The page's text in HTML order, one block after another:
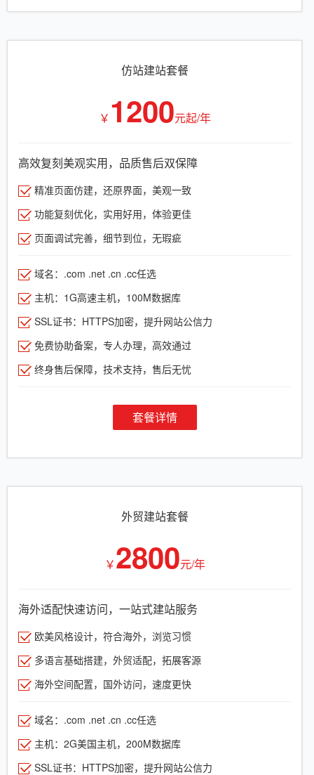
仿站建站套餐
￥ 1200元起/年
高效复刻美观实用，品质售后双保障
精准页面仿建，还原界面，美观一致
功能复刻优化，实用好用，体验更佳
页面调试完善，细节到位，无瑕疵
域名：.com .net .cn .cc任选
主机：1G高速主机，100M数据库
SSL证书：HTTPS加密，提升网站公信力
免费协助备案，专人办理，高效通过
终身售后保障，技术支持，售后无忧
套餐详情
外贸建站套餐
￥2800元/年
海外适配快速访问，一站式建站服务
欧美风格设计，符合海外，浏览习惯
多语言基础搭建，外贸适配，拓展客源
海外空间配置，国外访问，速度更快
域名：.com .net .cn .cc任选
主机：2G美国主机，200M数据库
SSL证书：HTTPS加密，提升网站公信力